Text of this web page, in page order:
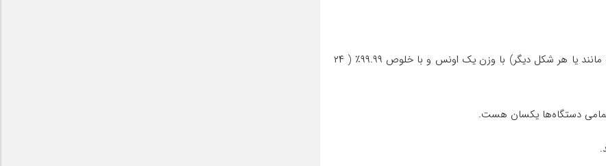
اصطلاح یک اونس طلا به‌ معنی قیمت دلاری یک تکه طلا (ساچمه مانند یا هر شکل دیگر) با وزن یک اونس و با خلوص ۹۹.۹۹٪ ( ۲۴